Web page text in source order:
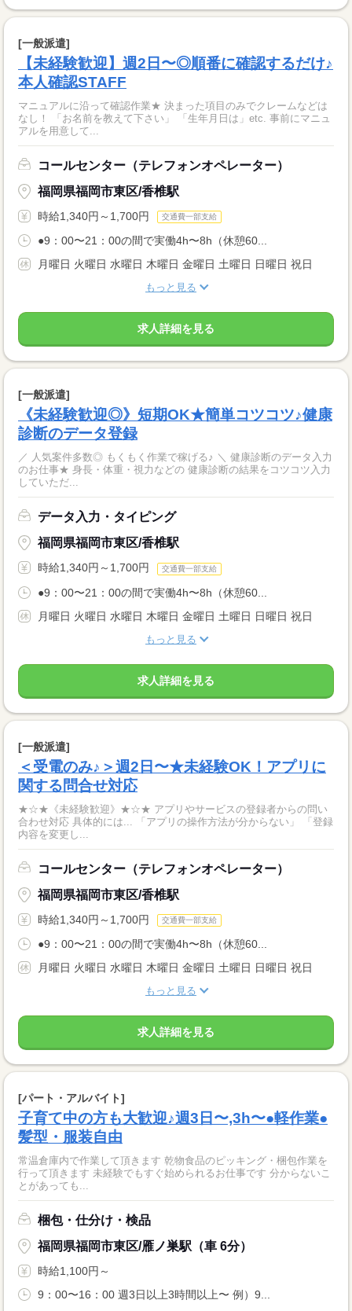
[一般派遣]
【未経験歓迎】週2日〜◎順番に確認するだけ♪
本人確認STAFF
マニュアルに沿って確認作業★ 決まった項目のみでクレームなどは
なし！ 「お名前を教えて下さい」 「生年月日は」etc. 事前にマニュ
アルを用意して...
コールセンター（テレフォンオペレーター）
福岡県福岡市東区/香椎駅
時給1,340円～1,700円 交通費一部支給
●9：00〜21：00の間で実働4h〜8h（休憩60...
月曜日 火曜日 水曜日 木曜日 金曜日 土曜日 日曜日 祝日
もっと見る
求人詳細を見る
[一般派遣]
《未経験歓迎◎》短期OK★簡単コツコツ♪健康
診断のデータ登録
／ 人気案件多数◎ もくもく作業で稼げる♪ ＼ 健康診断のデータ入力
のお仕事★ 身長・体重・視力などの 健康診断の結果をコツコツ入力
していただ...
データ入力・タイピング
福岡県福岡市東区/香椎駅
時給1,340円～1,700円 交通費一部支給
●9：00〜21：00の間で実働4h〜8h（休憩60...
月曜日 火曜日 水曜日 木曜日 金曜日 土曜日 日曜日 祝日
もっと見る
求人詳細を見る
[一般派遣]
＜受電のみ♪＞週2日〜★未経験OK！アプリに
関する問合せ対応
★☆★《未経験歓迎》★☆★ アプリやサービスの登録者からの問い
合わせ対応 具体的には... 「アプリの操作方法が分からない」 「登録
内容を変更し...
コールセンター（テレフォンオペレーター）
福岡県福岡市東区/香椎駅
時給1,340円～1,700円 交通費一部支給
●9：00〜21：00の間で実働4h〜8h（休憩60...
月曜日 火曜日 水曜日 木曜日 金曜日 土曜日 日曜日 祝日
もっと見る
求人詳細を見る
[パート・アルバイト]
子育て中の方も大歓迎♪週3日〜,3h〜●軽作業●
髪型・服装自由
常温倉庫内で作業して頂きます 乾物食品のピッキング・梱包作業を
行って頂きます 未経験でもすぐ始められるお仕事です 分からないこ
とがあっても...
梱包・仕分け・検品
福岡県福岡市東区/雁ノ巣駅（車 6分）
時給1,100円～
9：00〜16：00 週3日以上3時間以上〜 例）9...